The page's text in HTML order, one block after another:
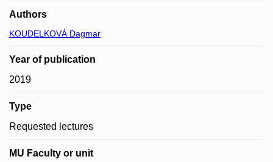
Authors
KOUDELKOVÁ Dagmar
Year of publication
2019
Type
Requested lectures
MU Faculty or unit